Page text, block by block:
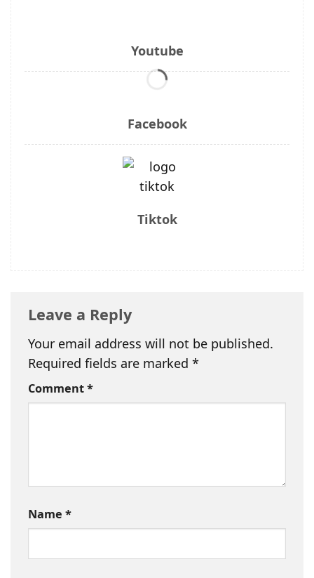
Youtube
Facebook
Tiktok
Leave a Reply
Your email address will not be published.
Required fields are marked *
Comment*
Name *